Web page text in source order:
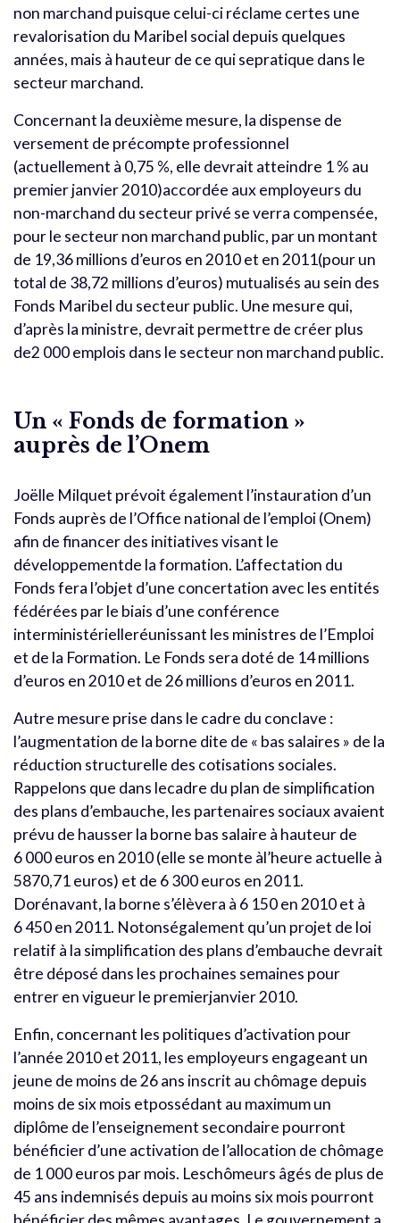
non marchand puisque celui-ci réclame certes une
revalorisation du Maribel social depuis quelques
années, mais à hauteur de ce qui sepratique dans le
secteur marchand.
Concernant la deuxième mesure, la dispense de
versement de précompte professionnel
(actuellement à 0,75 %, elle devrait atteindre 1 % au
premier janvier 2010)accordée aux employeurs du
non-marchand du secteur privé se verra compensée,
pour le secteur non marchand public, par un montant
de 19,36 millions d’euros en 2010 et en 2011(pour un
total de 38,72 millions d’euros) mutualisés au sein des
Fonds Maribel du secteur public. Une mesure qui,
d’après la ministre, devrait permettre de créer plus
de2 000 emplois dans le secteur non marchand public.
Un « Fonds de formation »
auprès de l’Onem
Joëlle Milquet prévoit également l’instauration d’un
Fonds auprès de l’Office national de l’emploi (Onem)
afin de financer des initiatives visant le
développementde la formation. L’affectation du
Fonds fera l’objet d’une concertation avec les entités
fédérées par le biais d’une conférence
interministérielleréunissant les ministres de l’Emploi
et de la Formation. Le Fonds sera doté de 14 millions
d’euros en 2010 et de 26 millions d’euros en 2011.
Autre mesure prise dans le cadre du conclave :
l’augmentation de la borne dite de « bas salaires » de la
réduction structurelle des cotisations sociales.
Rappelons que dans lecadre du plan de simplification
des plans d’embauche, les partenaires sociaux avaient
prévu de hausser la borne bas salaire à hauteur de
6 000 euros en 2010 (elle se monte àl’heure actuelle à
5870,71 euros) et de 6 300 euros en 2011.
Dorénavant, la borne s’élèvera à 6 150 en 2010 et à
6 450 en 2011. Notonségalement qu’un projet de loi
relatif à la simplification des plans d’embauche devrait
être déposé dans les prochaines semaines pour
entrer en vigueur le premierjanvier 2010.
Enfin, concernant les politiques d’activation pour
l’année 2010 et 2011, les employeurs engageant un
jeune de moins de 26 ans inscrit au chômage depuis
moins de six mois etpossédant au maximum un
diplôme de l’enseignement secondaire pourront
bénéficier d’une activation de l’allocation de chômage
de 1 000 euros par mois. Leschômeurs âgés de plus de
45 ans indemnisés depuis au moins six mois pourront